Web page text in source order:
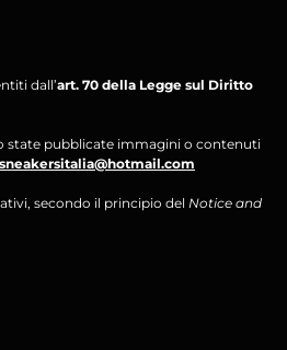
dall’art. 70 della Legge sul Diritto
state pubblicate immagini o contenuti
sneakersitalia@hotmail.com
secondo il principio del Notice and